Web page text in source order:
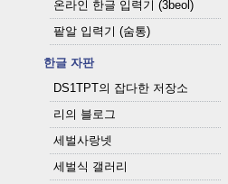
온라인 한글 입력기 (3beol)
팥알 입력기 (숨통)
한글 자판
DS1TPT의 잡다한 저장소
리의 블로그
세벌사랑넷
세벌식 갤러리